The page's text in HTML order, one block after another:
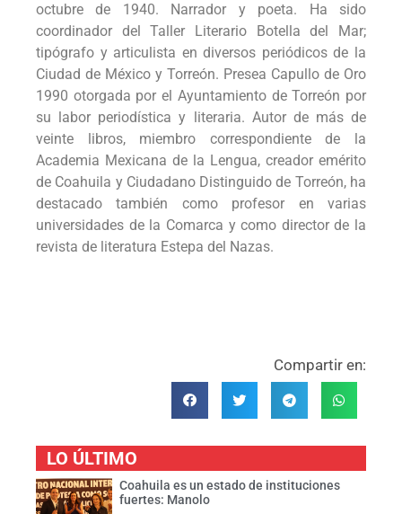
octubre de 1940. Narrador y poeta. Ha sido
coordinador del Taller Literario Botella del Mar;
tipógrafo y articulista en diversos periódicos de la
Ciudad de México y Torreón. Presea Capullo de Oro
1990 otorgada por el Ayuntamiento de Torreón por
su labor periodística y literaria. Autor de más de
veinte libros, miembro correspondiente de la
Academia Mexicana de la Lengua, creador emérito
de Coahuila y Ciudadano Distinguido de Torreón, ha
destacado también como profesor en varias
universidades de la Comarca y como director de la
revista de literatura Estepa del Nazas.
Compartir en:
LO ÚLTIMO
Coahuila es un estado de instituciones
fuertes: Manolo